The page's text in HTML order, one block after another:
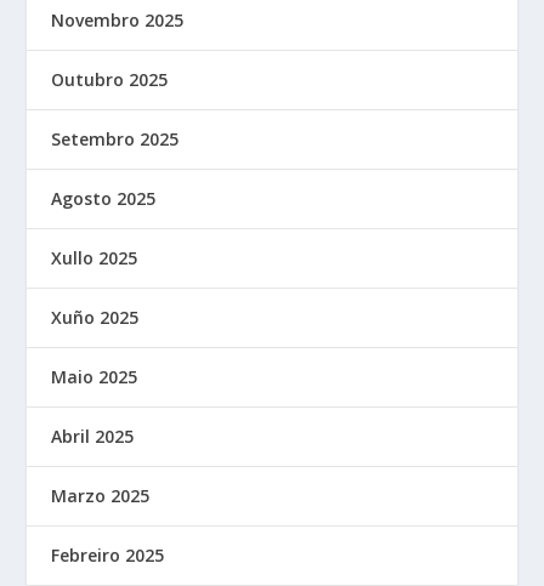
Novembro 2025
Outubro 2025
Setembro 2025
Agosto 2025
Xullo 2025
Xuño 2025
Maio 2025
Abril 2025
Marzo 2025
Febreiro 2025